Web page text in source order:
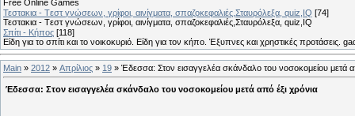
Free Online Games
Τεστακια - Tεστ γνώσεων, γρίφοι, αινίγματα, σπαζοκεφαλιές,Σταυρόλεξα, quiz,IQ [74]
Τεστακια - Tεστ γνώσεων, γρίφοι, αινίγματα, σπαζοκεφαλιές,Σταυρόλεξα, quiz,IQ
Σπίτι - Κήπος [118]
Είδη για το σπίτι και το νοικοκυριό. Είδη για τον κήπο. Έξυπνες και χρηστικές προτάσεις.
Main » 2012 » Απρίλιος » 19 » Έδεσσα: Στον εισαγγελέα σκάνδαλο του νοσοκομείου μετά
Έδεσσα: Στον εισαγγελέα σκάνδαλο του νοσοκομείου μετά από έξι χρόνια